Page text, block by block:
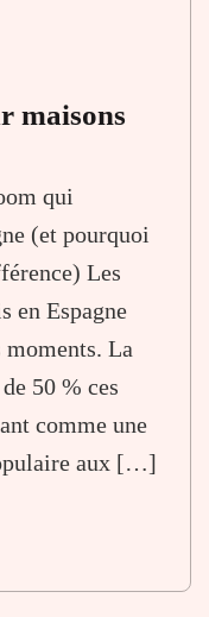
maisons
qui
(et pourquoi
Les
en Espagne
La
50 % ces
comme une
aux […]